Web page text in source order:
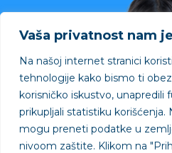
Vaša privatnost nam
Na našoj internet stranici
tehnologije kako bismo ti
korisničko iskustvo, unapredili
prikupljali statistiku korišćenja.
mogu preneti podatke u
nivoom zaštite. Klikom na "